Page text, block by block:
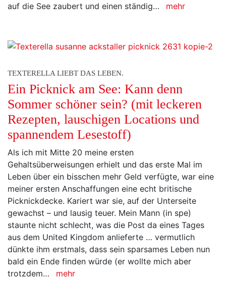
auf die See zaubert und einen ständig…
mehr
TEXTERELLA LIEBT DAS LEBEN.
Ein Picknick am See: Kann denn
Sommer schöner sein? (mit leckeren
Rezepten, lauschigen Locations und
spannendem Lesestoff)
Als ich mit Mitte 20 meine ersten
Gehaltsüberweisungen erhielt und das erste Mal im
Leben über ein bisschen mehr Geld verfügte, war eine
meiner ersten Anschaffungen eine echt britische
Picknickdecke. Kariert war sie, auf der Unterseite
gewachst – und lausig teuer. Mein Mann (in spe)
staunte nicht schlecht, was die Post da eines Tages
aus dem United Kingdom anlieferte … vermutlich
dünkte ihm erstmals, dass sein sparsames Leben nun
bald ein Ende finden würde (er wollte mich aber
trotzdem…
mehr